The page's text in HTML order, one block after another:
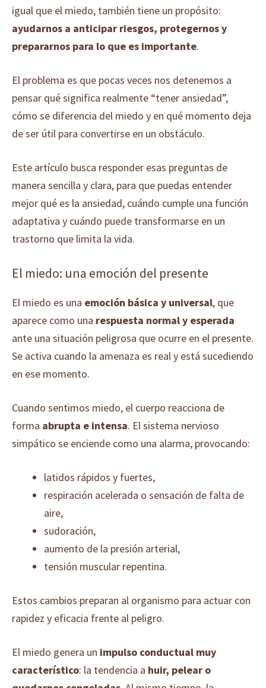
igual que el miedo, también tiene un propósito:
ayudarnos a anticipar riesgos, protegernos y
prepararnos para lo que es importante.
El problema es que pocas veces nos detenemos a
pensar qué significa realmente “tener ansiedad”,
cómo se diferencia del miedo y en qué momento deja
de ser útil para convertirse en un obstáculo.
Este artículo busca responder esas preguntas de
manera sencilla y clara, para que puedas entender
mejor qué es la ansiedad, cuándo cumple una función
adaptativa y cuándo puede transformarse en un
trastorno que limita la vida.
El miedo: una emoción del presente
El miedo es una emoción básica y universal, que
aparece como una respuesta normal y esperada
ante una situación peligrosa que ocurre en el presente.
Se activa cuando la amenaza es real y está sucediendo
en ese momento.
Cuando sentimos miedo, el cuerpo reacciona de
forma abrupta e intensa. El sistema nervioso
simpático se enciende como una alarma, provocando:
latidos rápidos y fuertes,
respiración acelerada o sensación de falta de
aire,
sudoración,
aumento de la presión arterial,
tensión muscular repentina.
Estos cambios preparan al organismo para actuar con
rapidez y eficacia frente al peligro.
El miedo genera un impulso conductual muy
característico: la tendencia a huir, pelear o